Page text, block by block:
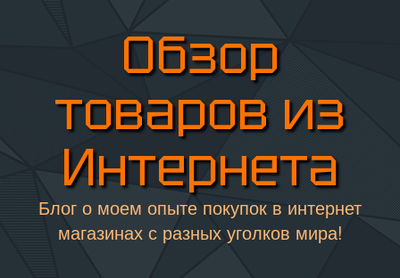
Обзор
товаров из
Интернета
Блог о моем опыте покупок в интернет
магазинах с разных уголков мира!